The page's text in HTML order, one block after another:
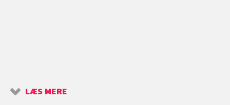
LÆS MERE